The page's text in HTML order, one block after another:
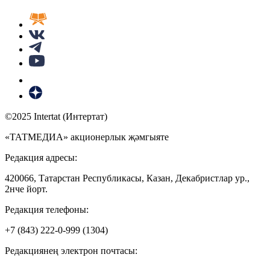
©2025 Intertat (Интертат)
«ТАТМЕДИА» акционерлык җәмгыяте
Редакция адресы:
420066, Татарстан Республикасы, Казан, Декабристлар ур.,
2нче йорт.
Редакция телефоны:
+7 (843) 222-0-999 (1304)
Редакциянең электрон почтасы: